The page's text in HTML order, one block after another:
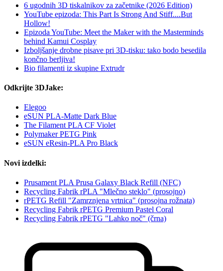
6 ugodnih 3D tiskalnikov za začetnike (2026 Edition)
YouTube epizoda: This Part Is Strong And Stiff....But
Hollow!
Epizoda YouTube: Meet the Maker with the Masterminds
behind Kamui Cosplay
Izboljšanje drobne pisave pri 3D-tisku: tako bodo besedila
končno berljiva!
Bio filamenti iz skupine Extrudr
Odkrijte 3DJake:
Elegoo
eSUN PLA-Matte Dark Blue
The Filament PLA CF Violet
Polymaker PETG Pink
eSUN eResin-PLA Pro Black
Novi izdelki:
Prusament PLA Prusa Galaxy Black Refill (NFC)
Recycling Fabrik rPLA "Mlečno steklo" (prosojno)
rPETG Refill "Zamrznjena vrtnica" (prosojna rožnata)
Recycling Fabrik rPETG Premium Pastel Coral
Recycling Fabrik rPETG "Lahko noč" (črna)